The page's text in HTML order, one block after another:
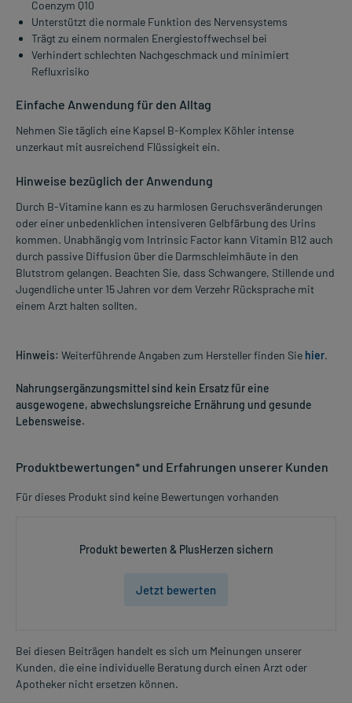
Coenzym Q10
Unterstützt die normale Funktion des Nervensystems
Trägt zu einem normalen Energiestoffwechsel bei
Verhindert schlechten Nachgeschmack und minimiert
Refluxrisiko
Einfache Anwendung für den Alltag
Nehmen Sie täglich eine Kapsel B-Komplex Köhler intense
unzerkaut mit ausreichend Flüssigkeit ein.
Hinweise bezüglich der Anwendung
Durch B-Vitamine kann es zu harmlosen Geruchsveränderungen
oder einer unbedenklichen intensiveren Gelbfärbung des Urins
kommen. Unabhängig vom Intrinsic Factor kann Vitamin B12 auch
durch passive Diffusion über die Darmschleimhäute in den
Blutstrom gelangen. Beachten Sie, dass Schwangere, Stillende und
Jugendliche unter 15 Jahren vor dem Verzehr Rücksprache mit
einem Arzt halten sollten.
Hinweis: Weiterführende Angaben zum Hersteller finden Sie hier.
Nahrungsergänzungsmittel sind kein Ersatz für eine
ausgewogene, abwechslungsreiche Ernährung und gesunde
Lebensweise.
Produktbewertungen* und Erfahrungen unserer Kunden
Für dieses Produkt sind keine Bewertungen vorhanden
Produkt bewerten & PlusHerzen sichern
Jetzt bewerten
Bei diesen Beiträgen handelt es sich um Meinungen unserer
Kunden, die eine individuelle Beratung durch einen Arzt oder
Apotheker nicht ersetzen können.